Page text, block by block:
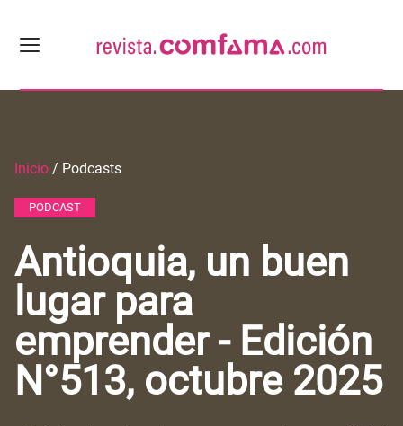
Inicio / Podcasts
PODCAST
Antioquia, un buen
lugar para
emprender - Edición
N°513, octubre 2025